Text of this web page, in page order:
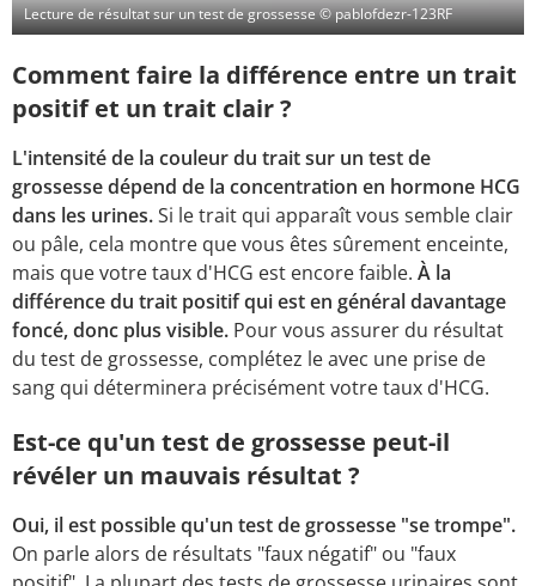
Lecture de résultat sur un test de grossesse© pablofdezr-123RF
Comment faire la différence entre un trait
positif et un trait clair ?
L'intensité de la couleur du trait sur un test de
grossesse dépend de la concentration en hormone HCG
dans les urines.Si le trait qui apparaît vous semble clair
ou pâle, cela montre que vous êtes sûrement enceinte,
mais que votre taux d'HCG est encore faible. À la
différence du trait positif qui est en général davantage
foncé, donc plus visible. Pour vous assurer du résultat
du test de grossesse, complétez le avec une prise de
sang qui déterminera précisément votre taux d'HCG.
Est-ce qu'un test de grossesse peut-il
révéler un mauvais résultat ?
Oui, il est possible qu'un test de grossesse "se trompe".
On parle alors de résultats "faux négatif" ou "faux